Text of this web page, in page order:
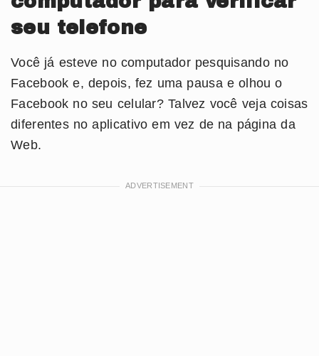
seu telefone
Você já esteve no computador pesquisando no
Facebook e, depois, fez uma pausa e olhou o
Facebook no seu celular? Talvez você veja coisas
diferentes no aplicativo em vez de na página da
Web.